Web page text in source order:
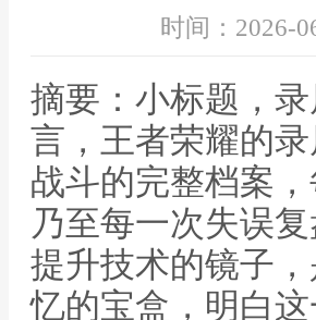
时间：2026-
摘要：小标题，
言，王者荣耀的
战斗的完整档案
乃至每一次失误
提升技术的镜子
忆的宝盒，明白